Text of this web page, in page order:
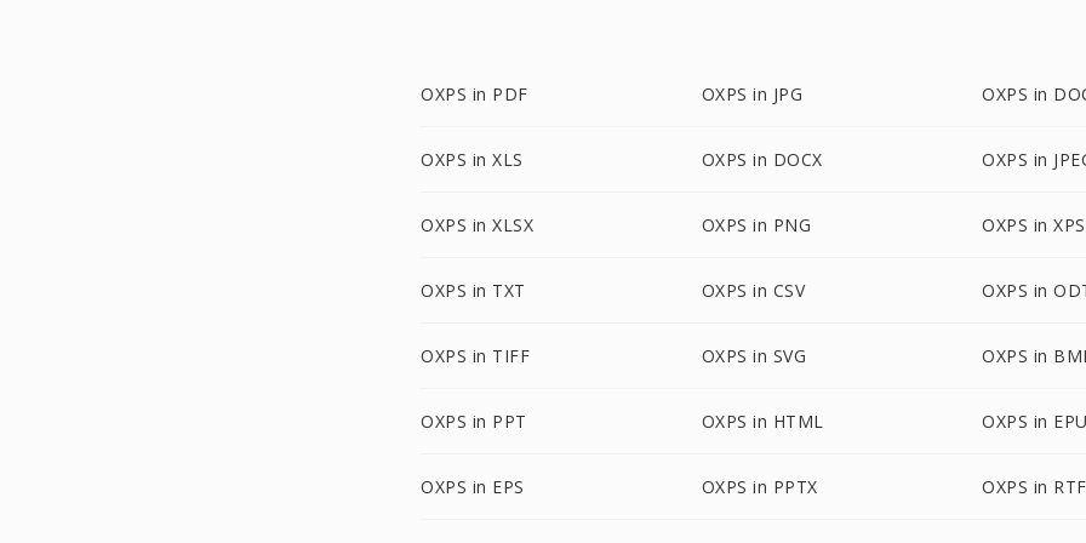
OXPS in PDF OXPS in JPG OXPS in
OXPS in XLS OXPS in DOCX OXPS in
OXPS in XLSX OXPS in PNG OXPS in XPS
OXPS in TXT OXPS in CSV OXPS in
OXPS in TIFF OXPS in SVG OXPS in
OXPS in PPT OXPS in HTML OXPS in
OXPS in EPS OXPS in PPTX OXPS in RTF